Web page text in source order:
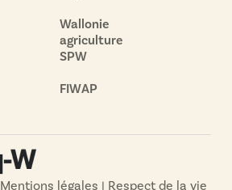
Wallonie
agriculture
SPW
FIWAP
Mentions légales | Respect de la vie